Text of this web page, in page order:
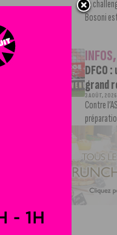
Le
Bosoni
INFOS,
DFCO
grand
3 AOÛT, 2026
Contre